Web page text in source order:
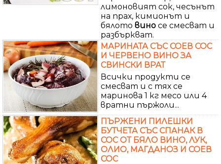
лимоновият сок, чесънът
на прах, кимионът и
бялото вино се смесват и
разбъркват.
МАРИНАТА СЪС СОЕВ СОС
И ЧЕРВЕНО ВИНО ЗА
СВИНСКИ ВРАТ
Всички продукти се
смесват и с тях се
маринова 1 кг месо или 4
вратни пържоли...
ПЪРЖЕНИ ПИЛЕШКИ
БУТЧЕТА СЪС СПАНАК В
СОС ОТ БЯЛО ВИНО, ЛУК,
ОЛИО, МАГДАНОЗ И СОЕВ
СОС